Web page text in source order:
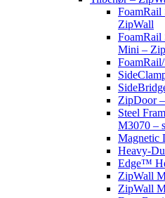
FoamRail
ZipWall
FoamRail
Mini –
ZipDoor
Steel
M3070 –
Magnetic
Heavy-
Edge™
ZipWall
ZipWall